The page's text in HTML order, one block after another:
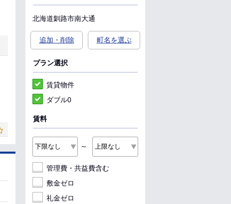
北海道釧路市南大通
追加・削除 町名を選ぶ
プラン選択
賃貸物件
ダブル0
賃料
～
管理費・共益費含む
敷金ゼロ
礼金ゼロ